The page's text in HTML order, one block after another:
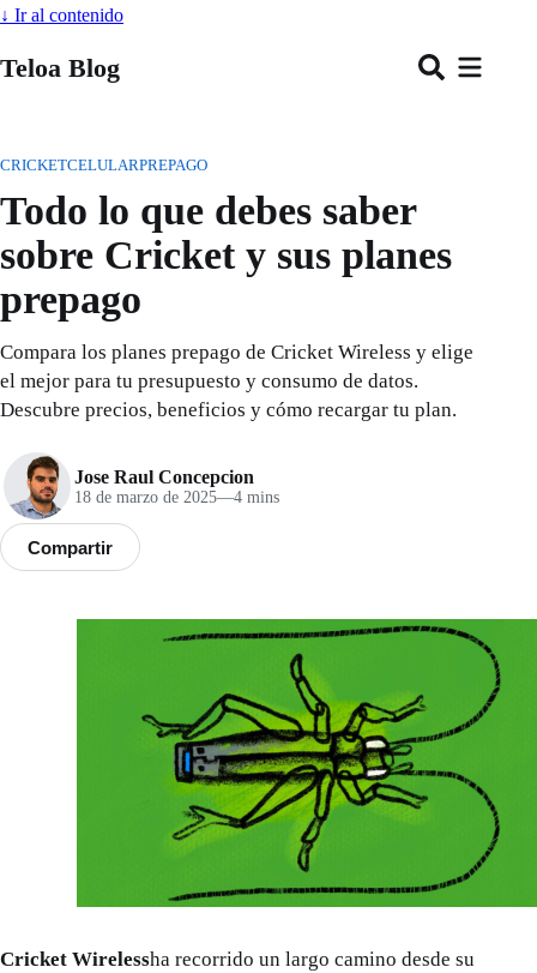
↓ Ir al contenido
Teloa Blog
CRICKETCELULARPREPAGO
Todo lo que debes saber
sobre Cricket y sus planes
prepago
Compara los planes prepago de Cricket Wireless y elige
el mejor para tu presupuesto y consumo de datos.
Descubre precios, beneficios y cómo recargar tu plan.
Jose Raul Concepcion
18 de marzo de 2025—4 mins
Compartir
Cricket Wirelessha recorrido un largo camino desde su